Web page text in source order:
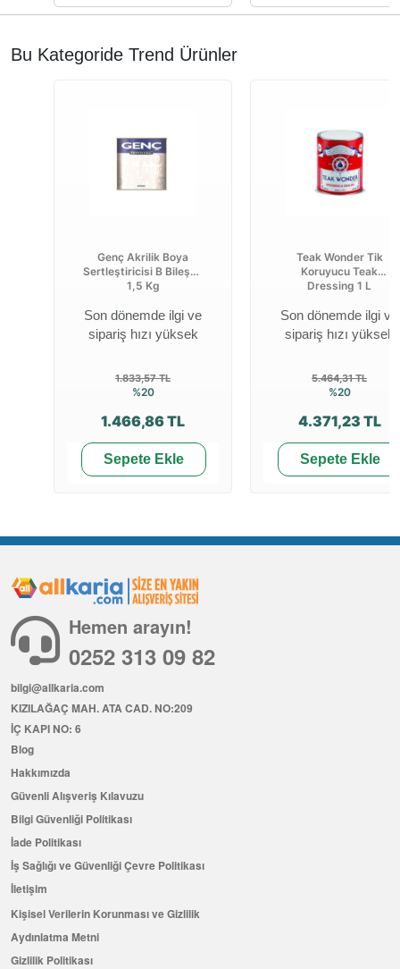
Bu Kategoride Trend Ürünler
Genç Akrilik Boya
Sertleştiricisi B Bileşen
1,5 Kg
Son dönemde ilgi ve
sipariş hızı yüksek
1.833,57 TL
%20
1.466,86 TL
Sepete Ekle
Teak Wonder Tik
Koruyucu Teak
Dressing 1 L
Son dönemde ilgi ve
sipariş hızı yüksek
5.464,31 TL
%20
4.371,23 TL
Sepete Ekle
Hemen arayın!
0252 313 09 82
bilgi@allkaria.com
KIZILAĞAÇ MAH. ATA CAD. NO:209
İÇ KAPI NO: 6
Blog
Hakkımızda
Güvenli Alışveriş Kılavuzu
Bilgi Güvenliği Politikası
İade Politikası
İş Sağlığı ve Güvenliği Çevre Politikası
İletişim
Kişisel Verilerin Korunması ve Gizlilik
Aydınlatma Metni
Gizlilik Politikası